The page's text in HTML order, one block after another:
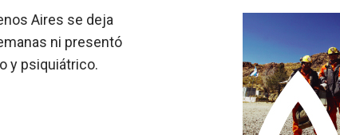
Aires se deja
ni presentó
y psiquiátrico.